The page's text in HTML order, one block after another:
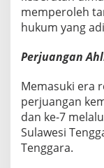
memperoleh
hukum yang
Perjuangan
Memasuki era
perjuangan
dan ke-7
Sulawesi
Tenggara.